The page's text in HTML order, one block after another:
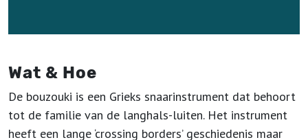
Wat & Hoe
De bouzouki is een Grieks snaarinstrument dat behoort
tot de familie van de langhals-luiten. Het instrument
heeft een lange ‘crossing borders’ geschiedenis maar